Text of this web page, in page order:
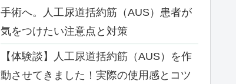
手術へ。人工尿道括約筋（AUS）患者が
気をつけたい注意点と対策
【体験談】人工尿道括約筋（AUS）を作
動させてきました！実際の使用感とコツ